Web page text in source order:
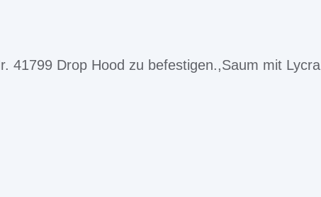
41799 Drop Hood zu befestigen.,Saum mit Lycra